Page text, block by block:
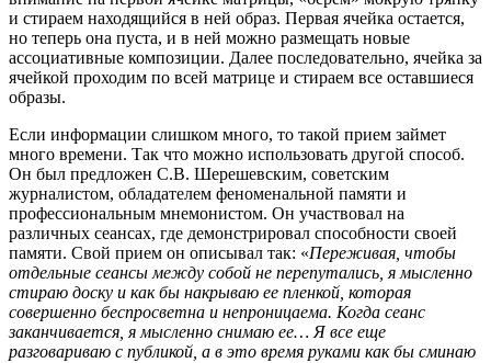
и стираем находящийся в ней образ. Первая ячейка остается,
но теперь она пуста, и в ней можно размещать новые
ассоциативные композиции. Далее последовательно, ячейка за
ячейкой проходим по всей матрице и стираем все оставшиеся
образы.
Если информации слишком много, то такой прием займет
много времени. Так что можно использовать другой способ.
Он был предложен С.В. Шерешевским, советским
журналистом, обладателем феноменальной памяти и
профессиональным мнемонистом. Он участвовал на
различных сеансах, где демонстрировал способности своей
памяти. Свой прием он описывал так: «Переживая, чтобы
отдельные сеансы между собой не перепутались, я мысленно
стираю доску и как бы накрываю ее пленкой, которая
совершенно беспросветна и непроницаема. Когда сеанс
заканчивается, я мысленно снимаю ее… Я все еще
разговариваю с публикой, а в это время руками как бы сминаю